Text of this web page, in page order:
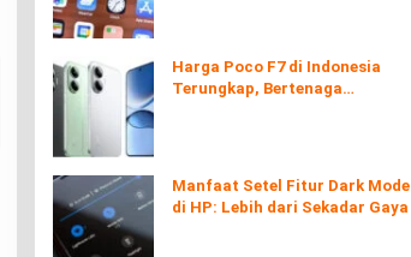
Harga Poco F7 di Indonesia
Terungkap, Bertenaga
Manfaat Setel Fitur Dark Mode
di HP: Lebih dari Sekadar Gaya